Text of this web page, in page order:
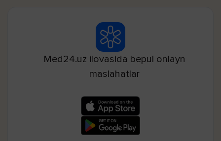
Med24.uz ilovasida bepul onlayn
maslahatlar